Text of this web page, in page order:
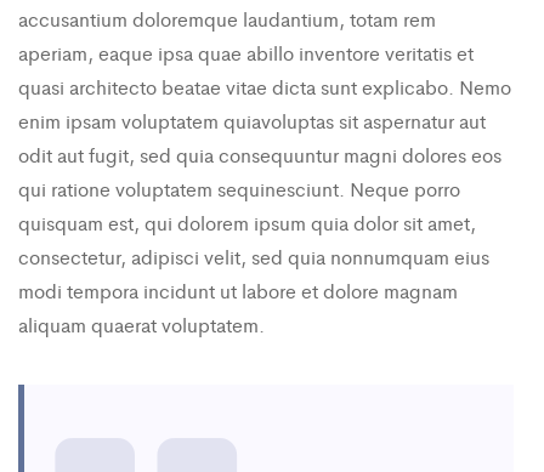
accusantium doloremque laudantium, totam rem
aperiam, eaque ipsa quae abillo inventore veritatis et
quasi architecto beatae vitae dicta sunt explicabo. Nemo
enim ipsam voluptatem quiavoluptas sit aspernatur aut
odit aut fugit, sed quia consequuntur magni dolores eos
qui ratione voluptatem sequinesciunt. Neque porro
quisquam est, qui dolorem ipsum quia dolor sit amet,
consectetur, adipisci velit, sed quia nonnumquam eius
modi tempora incidunt ut labore et dolore magnam
aliquam quaerat voluptatem.